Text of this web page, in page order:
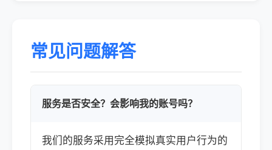
常见问题解答
服务是否安全？会影响我的账号吗？
我们的服务采用完全模拟真实用户行为的